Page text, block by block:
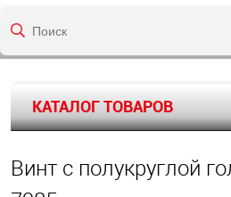
КАТАЛОГ ТОВАРОВ
Винт с полукруглой